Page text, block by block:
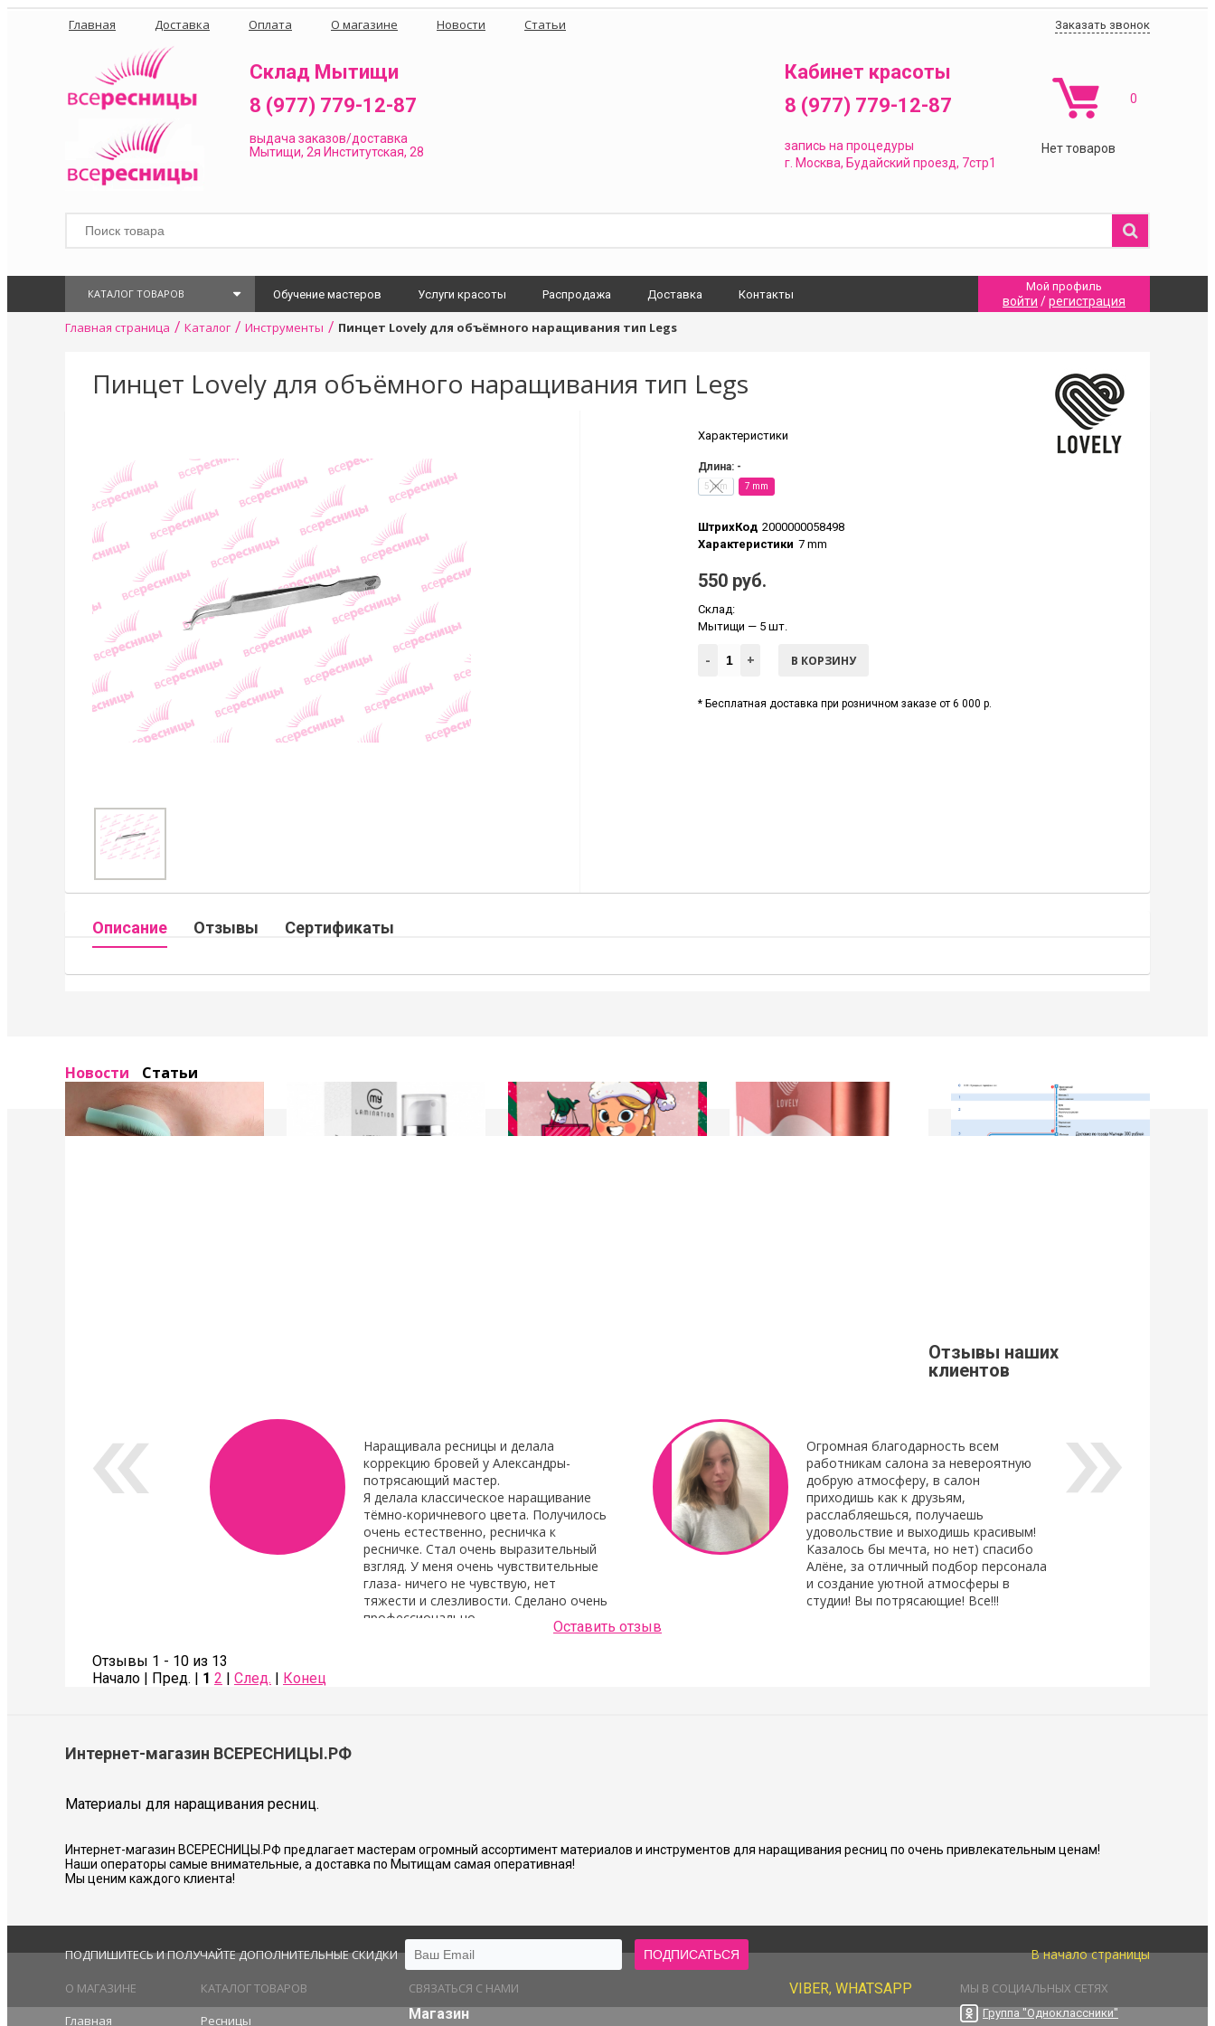
Главная Доставка Оплата О магазине Новости Статьи Заказать звонок
Склад Мытищи
8 (977) 779-12-87
выдача заказов/доставка
Мытищи, 2я Институтская, 28
Кабинет красоты
8 (977) 779-12-87
запись на процедуры
г. Москва, Будайский проезд, 7стр1
Нет товаров
0
КАТАЛОГ ТОВАРОВ Обучение мастеров Услуги красоты Распродажа Доставка Контакты
Мой профиль
войти /регистрация
Главная страница / Каталог / Инструменты / Пинцет Lovely для объёмного наращивания тип Legs
Пинцет Lovely для объёмного наращивания тип Legs
Характеристики
Длина: -
5 mm 7 mm
ШтрихКод 2000000058498
Характеристики 7 mm
550 руб.
Склад:
Мытищи — 5 шт.
В КОРЗИНУ
- +
* Бесплатная доставка при розничном заказе от 6 000 р.
Описание Отзывы Сертификаты
Новости Статьи
Отзывы наших
клиентов
Наращивала ресницы и делала
коррекцию бровей у Александры-
потрясающий мастер.
Я делала классическое наращивание
тёмно-коричневого цвета. Получилось
очень естественно, ресничка к
ресничке. Стал очень выразительный
взгляд. У меня очень чувствительные
глаза- ничего не чувствую, нет
тяжести и слезливости. Сделано очень
профессионально.
Также сделала коррекцию бровей- очень аккуратно и хорошо сделано.
Советую всем!
Соколова Галина
Огромная благодарность всем
работникам салона за невероятную
добрую атмосферу, в салон
приходишь как к друзьям,
расслабляешься, получаешь
удовольствие и выходишь красивым!
Казалось бы мечта, но нет) спасибо
Алёне, за отличный подбор персонала
и создание уютной атмосферы в
студии! Вы потрясающие! Все!!!
Людмила Шашок
Оставить отзыв
Отзывы 1 - 10 из 13
Начало | Пред. | 1 2 След. Конец
Интернет-магазин ВСЕРЕСНИЦЫ.РФ
Материалы для наращивания ресниц.
Интернет-магазин ВСЕРЕСНИЦЫ.РФ предлагает мастерам огромный ассортимент материалов и инструментов для наращивания ресниц по очень привлекательным ценам!
Наши операторы самые внимательные, а доставка по Мытищам самая оперативная!
Мы ценим каждого клиента!
ПОДПИШИТЕСЬ И ПОЛУЧАЙТЕ ДОПОЛНИТЕЛЬНЫЕ СКИДКИ В начало страницы
О МАГАЗИНЕ
Главная
КАТАЛОГ ТОВАРОВ
Ресницы
СВЯЗАТЬСЯ С НАМИ
Магазин
МЫ В СОЦИАЛЬНЫХ СЕТЯХ
Группа "Одноклассники"
VIBER, WHATSAPP